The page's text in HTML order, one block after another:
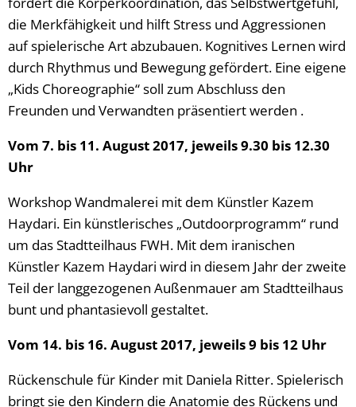
die Merkfähigkeit und hilft Stress und Aggressionen
auf spielerische Art abzubauen. Kognitives Lernen wird
durch Rhythmus und Bewegung gefördert. Eine eigene
„Kids Choreographie“ soll zum Abschluss den
Freunden und Verwandten präsentiert werden .
Vom 7. bis 11. August 2017, jeweils 9.30 bis 12.30
Uhr
Workshop Wandmalerei mit dem Künstler Kazem
Haydari. Ein künstlerisches „Outdoorprogramm“ rund
um das Stadtteilhaus FWH. Mit dem iranischen
Künstler Kazem Haydari wird in diesem Jahr der zweite
Teil der langgezogenen Außenmauer am Stadtteilhaus
bunt und phantasievoll gestaltet.
Vom 14. bis 16. August 2017, jeweils 9 bis 12 Uhr
Rückenschule für Kinder mit Daniela Ritter. Spielerisch
bringt sie den Kindern die Anatomie des Rückens und